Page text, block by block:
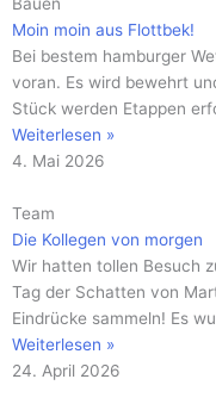
Moin moin aus Flottbek!
Bei bestem hamburger
voran. Es wird bewehrt
Stück werden Etappen
Weiterlesen »
4. Mai 2026
Team
Die Kollegen von morgen
Wir hatten tollen Besuch
Tag der Schatten von
Eindrücke sammeln! Es
Weiterlesen »
24. April 2026